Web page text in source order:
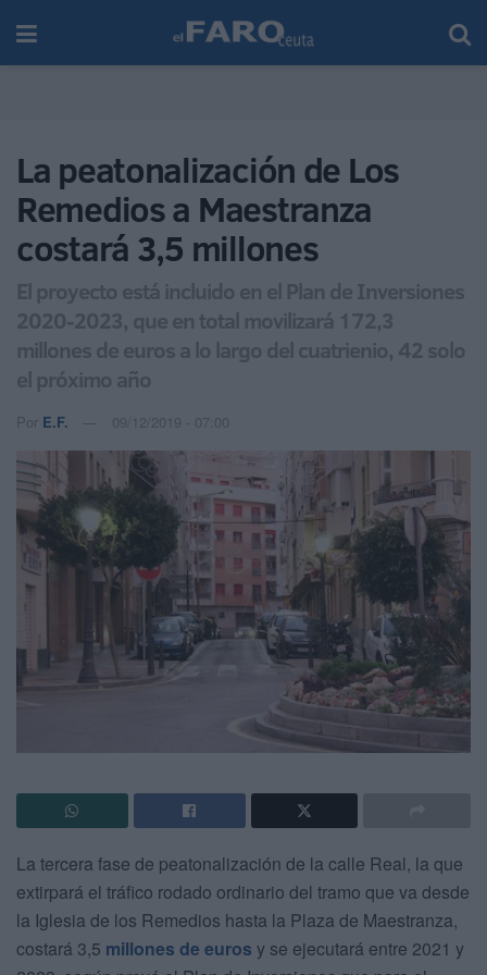
La peatonalización de Los
Remedios a Maestranza
costará 3,5 millones
El proyecto está incluido en el Plan de Inversiones
2020-2023, que en total movilizará 172,3
millones de euros a lo largo del cuatrienio, 42 solo
el próximo año
Por E.F. 09/12/2019 - 07:00
La tercera fase de peatonalización de la calle Real, la que
extirpará el tráfico rodado ordinario del tramo que va desde
la Iglesia de los Remedios hasta la Plaza de Maestranza,
costará 3,5 millones de euros y se ejecutará entre 2021 y